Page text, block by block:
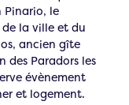
Pinario, le
la ville et du
ancien gîte
des Paradors les
évènement
et logement.